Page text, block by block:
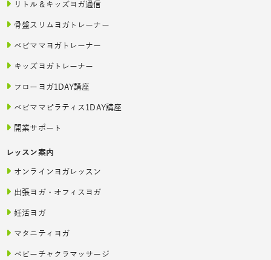
リトル＆キッズヨガ通信
骨盤スリムヨガトレーナー
ベビママヨガトレーナー
キッズヨガトレーナー
フローヨガ1DAY講座
ベビママピラティス1DAY講座
開業サポート
レッスン案内
オンラインヨガレッスン
出張ヨガ・オフィスヨガ
妊活ヨガ
マタニティヨガ
ベビーチャクラマッサージ